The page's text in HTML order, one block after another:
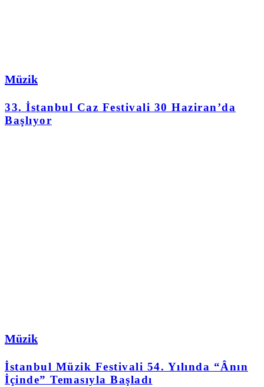
Müzik
33. İstanbul Caz Festivali 30 Haziran’da
Başlıyor
Müzik
İstanbul Müzik Festivali 54. Yılında “Ânın
İçinde” Temasıyla Başladı